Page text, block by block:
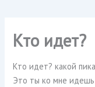
Кто идет?
Кто идет? какой
Это ты ко мне